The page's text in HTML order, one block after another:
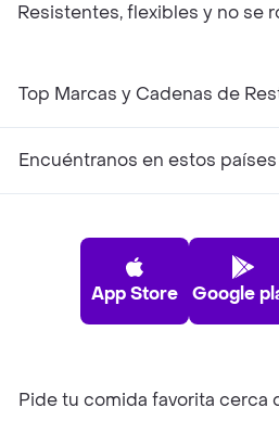
Resistentes, flexibles y no se
Top Marcas y Cadenas de
Encuéntranos en estos países
App Store Google
Pide tu comida favorita cerca